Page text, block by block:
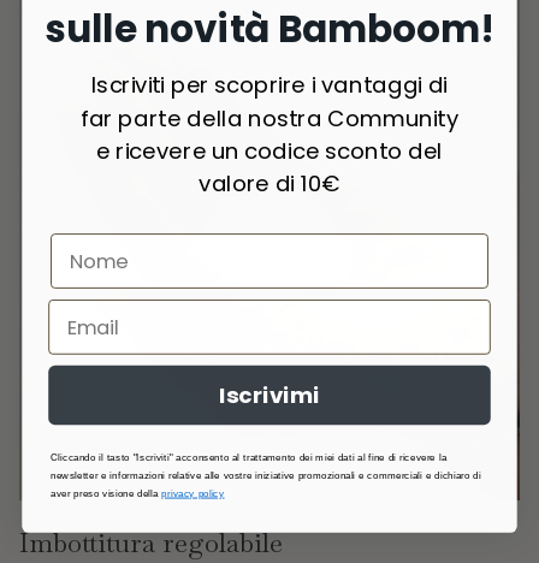
Imbottitura regolabile
sulle novità Bamboom!
Iscriviti per scoprire i vantaggi di
far parte della nostra Community
e ricevere un codice sconto del
valore di 10€
Iscrivimi
Cliccando il tasto "Iscriviti" acconsento al trattamento dei miei dati al fine di ricevere la
newsletter e informazioni relative alle vostre iniziative promozionali e commerciali e dichiaro di
aver preso visione dellaprivacy policy